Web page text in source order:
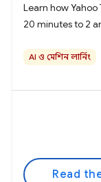
Learn how
20 minutes to 2
AI ও মেশিন লার্নিং
Read